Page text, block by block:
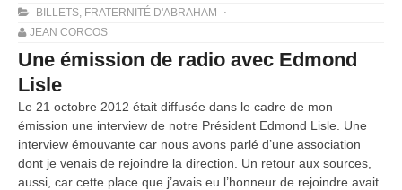
BILLETS, FRATERNITÉ D'ABRAHAM
JEAN CORCOS
Une émission de radio avec Edmond
Lisle
Le 21 octobre 2012 était diffusée dans le cadre de mon
émission une interview de notre Président Edmond Lisle. Une
interview émouvante car nous avons parlé d’une association
dont je venais de rejoindre la direction. Un retour aux sources,
aussi, car cette place que j’avais eu l’honneur de rejoindre avait